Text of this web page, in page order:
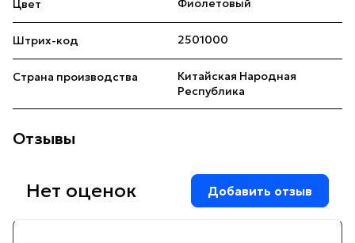
Цвет Фиолетовый
Штрих-код 2501000
Страна производства
Китайская Народная
Республика
Отзывы
Нет оценок Добавить отзыв